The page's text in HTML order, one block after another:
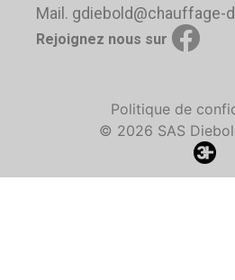
Mail. gdiebold@chauffage-
Rejoignez nous sur
Politique de
© 2026 SAS